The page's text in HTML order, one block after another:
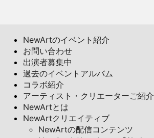
NewArtのイベント紹介
お問い合わせ
出演者募集中
過去のイベントアルバム
コラボ紹介
アーティスト・クリエーターご紹介
NewArtとは
NewArtクリエイティブ
NewArtの配信コンテンツ